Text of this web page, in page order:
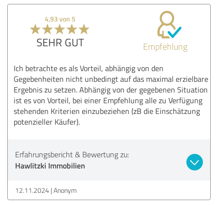
4,93 von 5
SEHR GUT Empfehlung
Ich betrachte es als Vorteil, abhängig von den
Gegebenheiten nicht unbedingt auf das maximal erzielbare
Ergebnis zu setzen. Abhängig von der gegebenen Situation
ist es von Vorteil, bei einer Empfehlung alle zu Verfügung
stehenden Kriterien einzubeziehen (zB die Einschätzung
potenzieller Käufer).
Erfahrungsbericht & Bewertung zu:
Hawlitzki Immobilien
12.11.2024 Anonym